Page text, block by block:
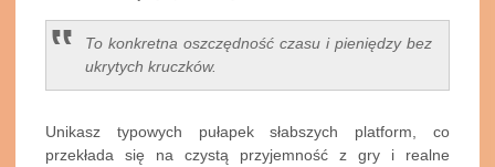
To konkretna oszczędność czasu i pieniędzy bez
ukrytych kruczków.
Unikasz typowych pułapek słabszych platform, co
przekłada się na czystą przyjemność z gry i realne